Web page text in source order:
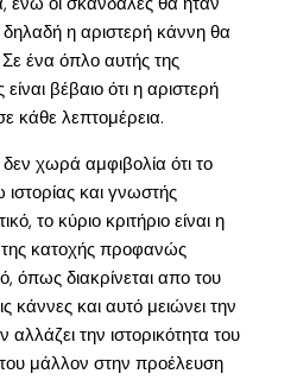
ενώ οι σκανδάλες θα ήταν
η αριστερή κάννη θα
ένα όπλο αυτής της
βέβαιο ότι η αριστερή
κάθε λεπτομέρεια.
χωρά αμφιβολία ότι το
και γνωστής
το κύριο κριτήριο είναι η
της κατοχής προφανώς
όπως διακρίνεται απο του
κάννες και αυτό μειώνει την
την ιστορικότητα του
μάλλον στην προέλευση